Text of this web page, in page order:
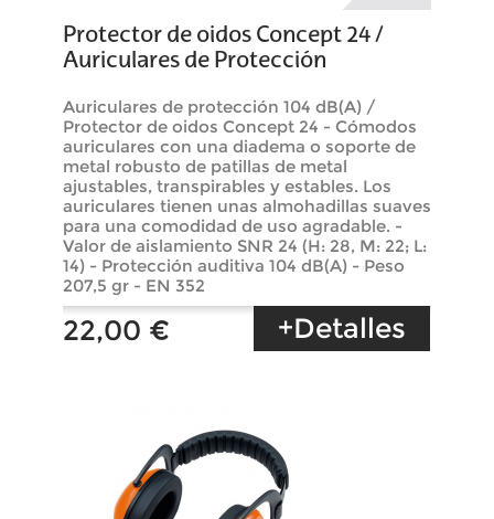
Protector de oidos Concept 24 /
Auriculares de Protección
Auriculares de protección 104 dB(A) /
Protector de oidos Concept 24 - Cómodos
auriculares con una diadema o soporte de
metal robusto de patillas de metal
ajustables, transpirables y estables. Los
auriculares tienen unas almohadillas suaves
para una comodidad de uso agradable. -
Valor de aislamiento SNR 24 (H: 28, M: 22; L:
14) - Protección auditiva 104 dB(A) - Peso
207,5 gr - EN 352
22,00 € +Detalles